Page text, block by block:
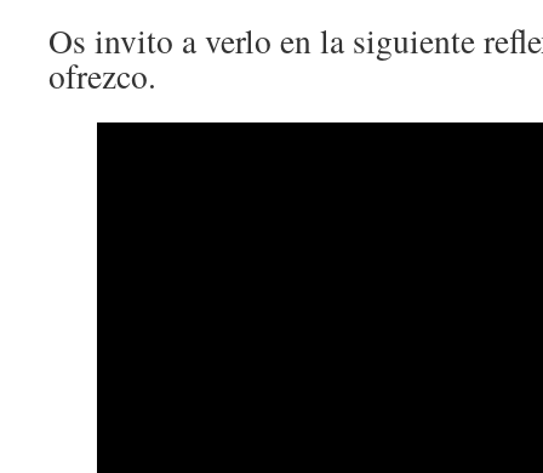
Os invito a verlo en la siguiente
ofrezco.